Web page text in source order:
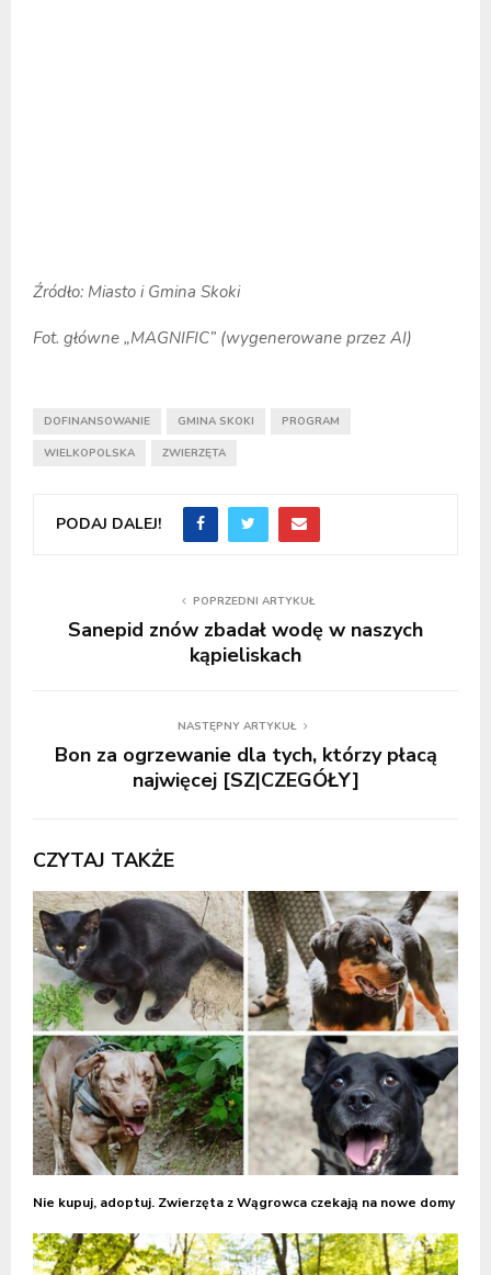
Źródło: Miasto i Gmina Skoki
Fot. główne „MAGNIFIC” (wygenerowane przez AI)
DOFINANSOWANIE GMINA SKOKI PROGRAM
WIELKOPOLSKA ZWIERZĘTA
PODAJ DALEJ!
POPRZEDNI ARTYKUŁ
Sanepid znów zbadał wodę w naszych
kąpieliskach
NASTĘPNY ARTYKUŁ
Bon za ogrzewanie dla tych, którzy płacą
najwięcej [SZ|CZEGÓŁY]
CZYTAJ TAKŻE
Nie kupuj, adoptuj. Zwierzęta z Wągrowca czekają na nowe domy